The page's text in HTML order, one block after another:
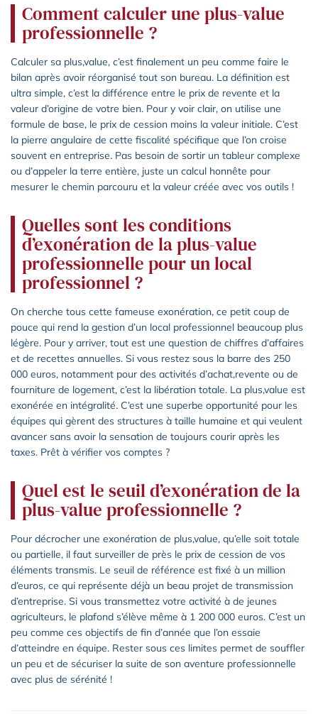
Comment calculer une plus-value
professionnelle ?
Calculer sa plus,value, c’est finalement un peu comme faire le
bilan après avoir réorganisé tout son bureau. La définition est
ultra simple, c’est la différence entre le prix de revente et la
valeur d’origine de votre bien. Pour y voir clair, on utilise une
formule de base, le prix de cession moins la valeur initiale. C’est
la pierre angulaire de cette fiscalité spécifique que l’on croise
souvent en entreprise. Pas besoin de sortir un tableur complexe
ou d’appeler la terre entière, juste un calcul honnête pour
mesurer le chemin parcouru et la valeur créée avec vos outils !
Quelles sont les conditions
d’exonération de la plus-value
professionnelle pour un local
professionnel ?
On cherche tous cette fameuse exonération, ce petit coup de
pouce qui rend la gestion d’un local professionnel beaucoup plus
légère. Pour y arriver, tout est une question de chiffres d’affaires
et de recettes annuelles. Si vous restez sous la barre des 250
000 euros, notamment pour des activités d’achat,revente ou de
fourniture de logement, c’est la libération totale. La plus,value est
exonérée en intégralité. C’est une superbe opportunité pour les
équipes qui gèrent des structures à taille humaine et qui veulent
avancer sans avoir la sensation de toujours courir après les
taxes. Prêt à vérifier vos comptes ?
Quel est le seuil d’exonération de la
plus-value professionnelle ?
Pour décrocher une exonération de plus,value, qu’elle soit totale
ou partielle, il faut surveiller de près le prix de cession de vos
éléments transmis. Le seuil de référence est fixé à un million
d’euros, ce qui représente déjà un beau projet de transmission
d’entreprise. Si vous transmettez votre activité à de jeunes
agriculteurs, le plafond s’élève même à 1 200 000 euros. C’est un
peu comme ces objectifs de fin d’année que l’on essaie
d’atteindre en équipe. Rester sous ces limites permet de souffler
un peu et de sécuriser la suite de son aventure professionnelle
avec plus de sérénité !